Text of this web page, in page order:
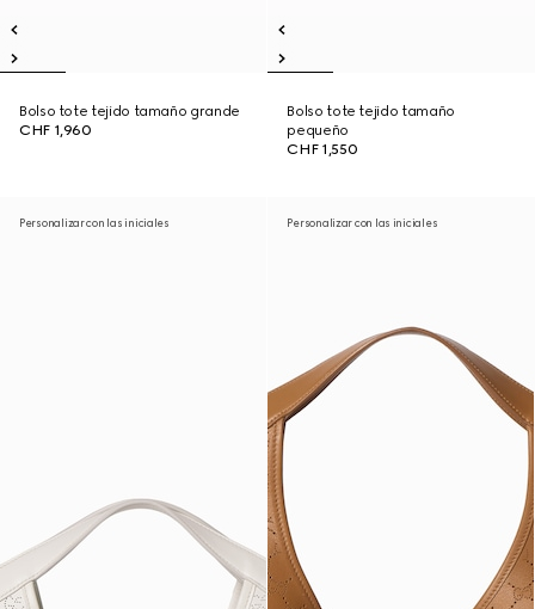
Bolso tote tejido tamaño grande
CHF 1,960
Bolso tote tejido tamaño
pequeño
CHF 1,550
Personalizar con las iniciales Personalizar con las iniciales